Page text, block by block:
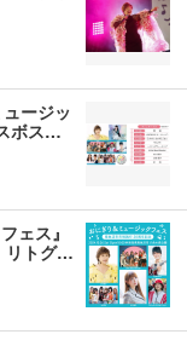
ージッ
ボス…
ェス』
リトグ…